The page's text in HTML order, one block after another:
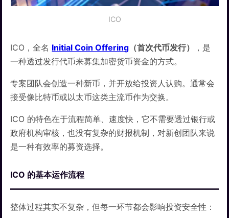
ICO
ICO，全名 Initial Coin Offering （首次代币发行）
，是
一种透过发行代币来募集加密货币资金的方式。
专案团队会创造一种新币，并开放给投资人认购。通常会
接受像比特币或以太币这类主流币作为交换。
ICO 的特色在于流程简单、速度快，它不需要透过银行或
政府机构审核，也没有复杂的财报机制，对新创团队来说
是一种有效率的募资选择。
ICO 的基本运作流程
整体过程其实不复杂，但每一环节都会影响投资安全性：